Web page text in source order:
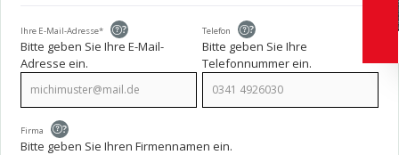
Ihre E-Mail-Adresse* ?
Bitte geben Sie Ihre E-Mail-
Adresse ein.
Telefon ?
Bitte geben Sie Ihre
Telefonnummer ein.
Firma ?
Bitte geben Sie Ihren Firmennamen ein.